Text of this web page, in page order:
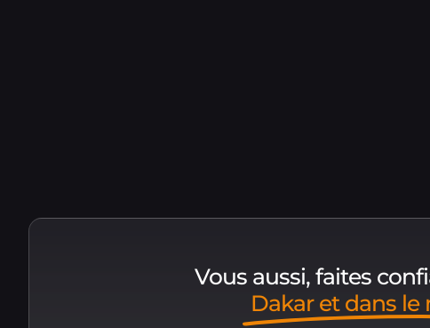
Vous aussi, faites
Dakar et dans le